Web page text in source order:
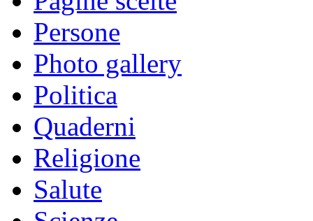
Persone
Photo gallery
Politica
Quaderni
Religione
Salute